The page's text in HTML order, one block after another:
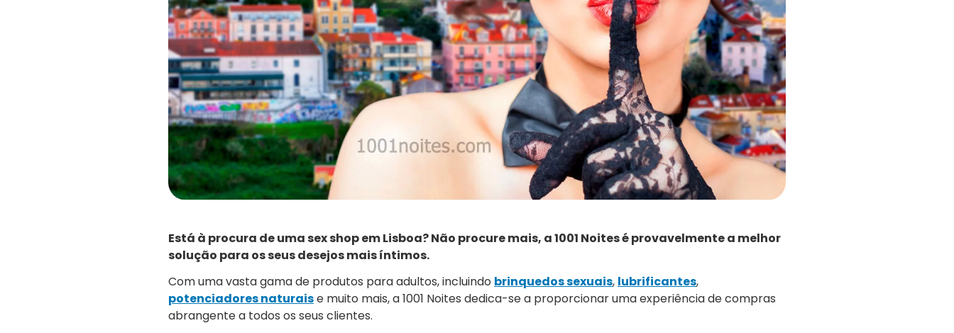
Está à procura de uma sex shop em Lisboa? Não procure mais, a 1001 Noites é provavelmente a melhor
solução para os seus desejos mais íntimos.
Com uma vasta gama de produtos para adultos, incluindo brinquedos sexuais, lubrificantes,
potenciadores naturaise muito mais, a 1001 Noites dedica-se a proporcionar uma experiência de compras
abrangente a todos os seus clientes.